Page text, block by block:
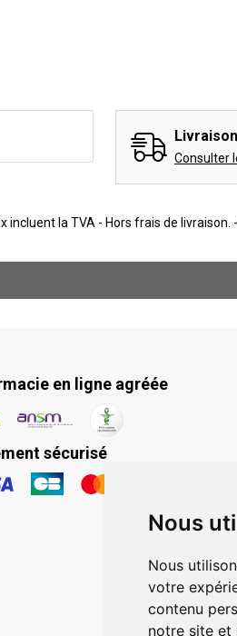
Nous
Nous
votre
contenu
notre site et
Consulter
incluent la TVA - Hors frais de
en ligne agréée
sécurisé